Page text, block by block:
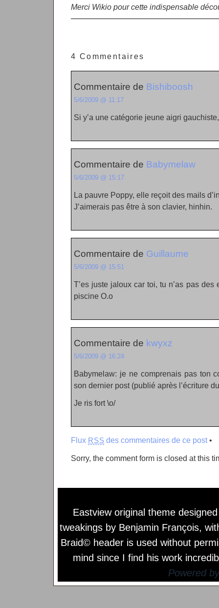
Merci Wikio pour cette indispensable
4 Commentaires
Commentaire de Bishiboosh
5/6/2009 @ 11:17
Si y’a une catégorie jeune aigri
Commentaire de Babymelaw
5/6/2009 @ 15:17
La pauvre Poppy, elle reçoit des mails
J’aimerais pas être à son clavier, hinhin.
Commentaire de Guillaume
5/6/2009 @ 15:51
T’es juste jaloux car toi, tu n’as pas
piscine O.o
Commentaire de kwyxz
5/6/2009 @ 16:24
Babymelaw: je ne comprenais pas ton
son dernier post (publié après l’écriture
Je ris fort \o/
Flux RSS des commentaires de ce post•
Sorry, the comment form is closed at this
Eastview original theme
tweakings by Benjamin François,
Braid© header is used without
mind since I find his work
Powered